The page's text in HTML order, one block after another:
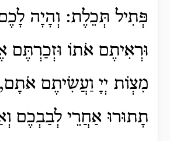
פְּתִיל תְּכֵלֶת: וְהָיָה
וּרְאִיתֶם אֹתוֹ וּזְכַרְתֶּם
מִצְוֹת יְיָ וַעֲשִׂיתֶם
תָתוּרוּ אַחֲרֵי לְבַבְכֶם